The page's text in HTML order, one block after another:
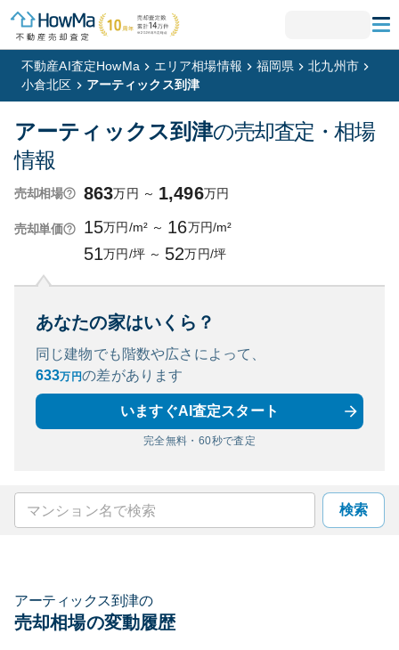
不動産AI査定HowMa エリア相場情報 福岡県
北九州市
小倉北区
アーティックス到津
アーティックス到津の売却査定・相場
情報
売却相場 863万円 ～ 1,496万円
売却単価 15万円/m² ～ 16万円/m²
51万円/坪 ～ 52万円/坪
あなたの家はいくら？
同じ建物でも階数や広さによって、
633万円の差があります
いますぐAI査定スタート
完全無料・60秒で査定
検索
アーティックス到津の
売却相場の変動履歴